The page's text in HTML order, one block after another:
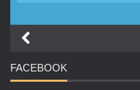
FACEBOOK